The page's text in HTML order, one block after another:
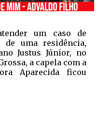
um caso de
uma residência,
Justus Júnior, no
a capela com a
Aparecida ficou